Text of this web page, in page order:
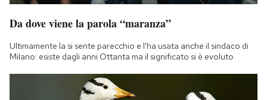
Da dove viene la parola “maranza”
Ultimamente la si sente parecchio e l'ha usata anche il sindaco di
Milano: esiste dagli anni Ottanta ma il significato si è evoluto